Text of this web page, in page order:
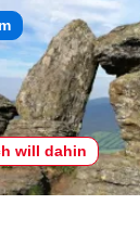
will dahin